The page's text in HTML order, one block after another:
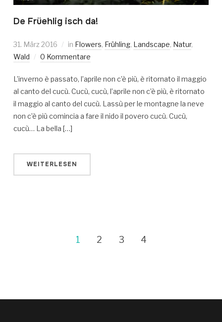
De Früehlig isch da!
31. März 2016 in Flowers, Frühling, Landscape, Natur,
Wald
0 Kommentare
L’inverno è passato, l’aprile non c’è più, è ritornato il maggio
al canto del cucù. Cucù, cucù, l’aprile non c’è più, è ritornato
il maggio al canto del cucù. Lassù per le montagne la neve
non c’è più comincia a fare il nido il povero cucù. Cucù,
cucù… La bella […]
WEITERLESEN
1 2 3 4